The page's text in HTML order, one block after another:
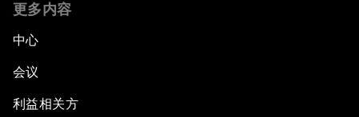
更多内容
中心
会议
利益相关方